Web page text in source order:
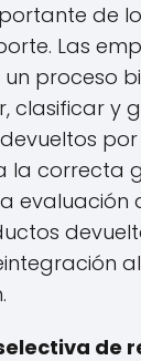
de
Las
proceso
clasificar y
por
la correcta
evaluación
de